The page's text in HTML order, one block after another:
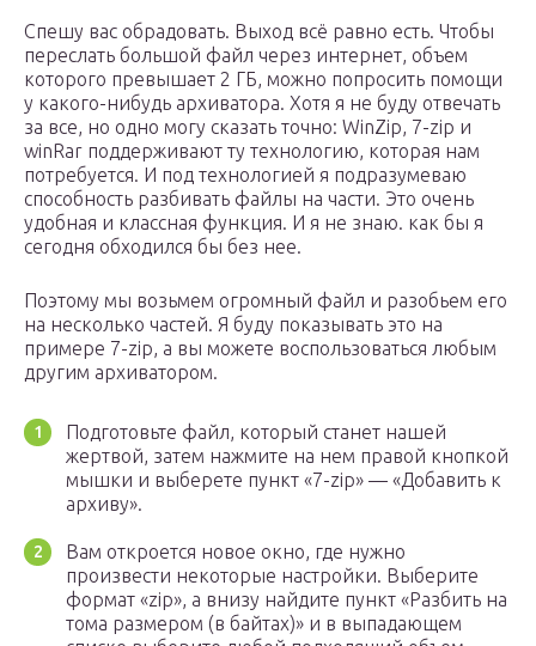
Спешу вас обрадовать. Выход всё равно есть. Чтобы
переслать большой файл через интернет, объем
которого превышает 2 ГБ, можно попросить помощи
у какого-нибудь архиватора. Хотя я не буду отвечать
за все, но одно могу сказать точно: WinZip, 7-zip и
winRar поддерживают ту технологию, которая нам
потребуется. И под технологией я подразумеваю
способность разбивать файлы на части. Это очень
удобная и классная функция. И я не знаю. как бы я
сегодня обходился бы без нее.
Поэтому мы возьмем огромный файл и разобьем его
на несколько частей. Я буду показывать это на
примере 7-zip, а вы можете воспользоваться любым
другим архиватором.
Подготовьте файл, который станет нашей
жертвой, затем нажмите на нем правой кнопкой
мышки и выберете пункт «7-zip» — «Добавить к
архиву».
Вам откроется новое окно, где нужно
произвести некоторые настройки. Выберите
формат «zip», а внизу найдите пункт «Разбить на
тома размером (в байтах)» и в выпадающем